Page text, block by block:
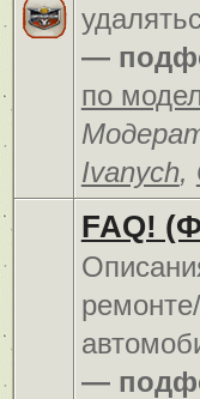
—
по
Ivanych,
FAQ!
—